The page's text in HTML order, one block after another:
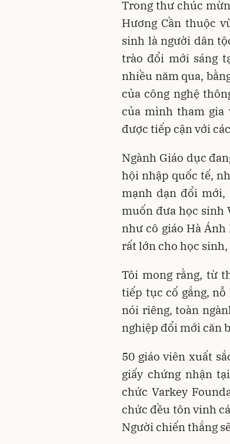
Trong thư chúc
Hương Cần thuộc
sinh là người dân
trào đổi mới sáng
nhiều năm qua,
của công nghệ
của mình tham gia
được tiếp cận với
Ngành Giáo dục
hội nhập quốc tế,
mạnh dạn đổi mới,
muốn đưa học sinh
như cô giáo Hà
rất lớn cho học
Tôi mong rằng, từ
tiếp tục cố gắng,
nói riêng, toàn
nghiệp đổi mới căn
50 giáo viên xuất
giấy chứng nhận
chức Varkey
chức đều tôn vinh
Người chiến thắng